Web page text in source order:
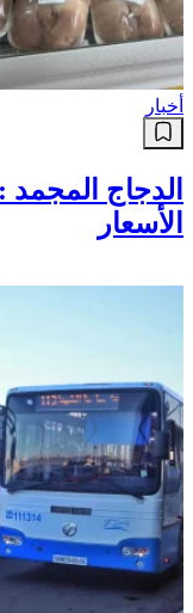
أخبار
الدجاج
الأسعار